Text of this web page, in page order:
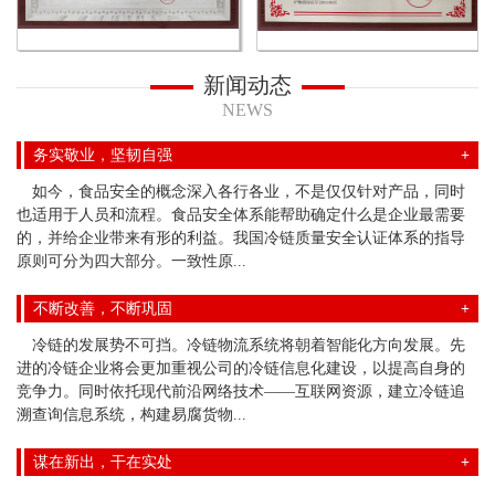
新闻动态
NEWS
务实敬业，坚韧自强
如今，食品安全的概念深入各行各业，不是仅仅针对产品，同时
也适用于人员和流程。食品安全体系能帮助确定什么是企业最需要
的，并给企业带来有形的利益。我国冷链质量安全认证体系的指导
原则可分为四大部分。一致性原...
不断改善，不断巩固
冷链的发展势不可挡。冷链物流系统将朝着智能化方向发展。先
进的冷链企业将会更加重视公司的冷链信息化建设，以提高自身的
竞争力。同时依托现代前沿网络技术——互联网资源，建立冷链追
溯查询信息系统，构建易腐货物...
谋在新出，干在实处